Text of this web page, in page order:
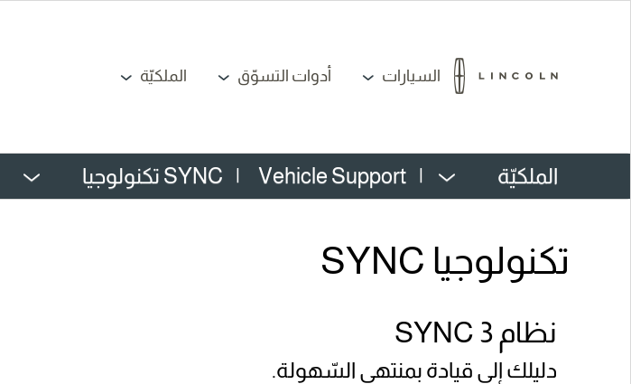
السيارات أدوات التسوّق الملكيّة
الملكيّة |
Vehicle Support
| SYNC تكنولوجيا
تكنولوجيا SYNC
نظام SYNC 3
دليلك إلى قيادة بمنتهى السّهولة.